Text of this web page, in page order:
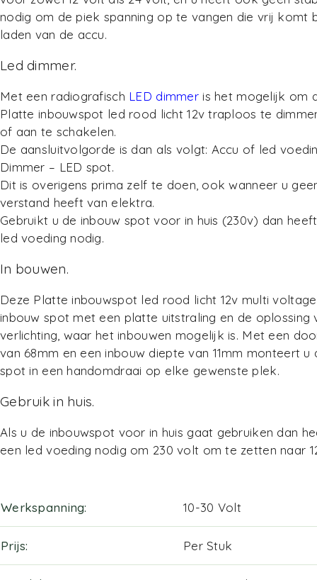
nodig om de piek spanning op te vangen die vrij komt
laden van de accu.
Led dimmer.
Met een radiografisch LED dimmeris het mogelijk om
Platte inbouwspot led rood licht 12v traploos te
of aan te schakelen.
De aansluitvolgorde is dan als volgt: Accu of led
Dimmer – LED spot.
Dit is overigens prima zelf te doen, ook wanneer u
verstand heeft van elektra.
Gebruikt u de inbouw spot voor in huis (230v) dan
led voeding nodig.
In bouwen.
Deze Platte inbouwspot led rood licht 12v multi
inbouw spot met een platte uitstraling en de oplossing
verlichting, waar het inbouwen mogelijk is. Met een
van 68mm en een inbouw diepte van 11mm monteert u
spot in een handomdraai op elke gewenste plek.
Gebruik in huis.
Als u de inbouwspot voor in huis gaat gebruiken dan
een led voeding nodig om 230 volt om te zetten naar
Werkspanning 10-30 Volt
Prijs Per Stuk